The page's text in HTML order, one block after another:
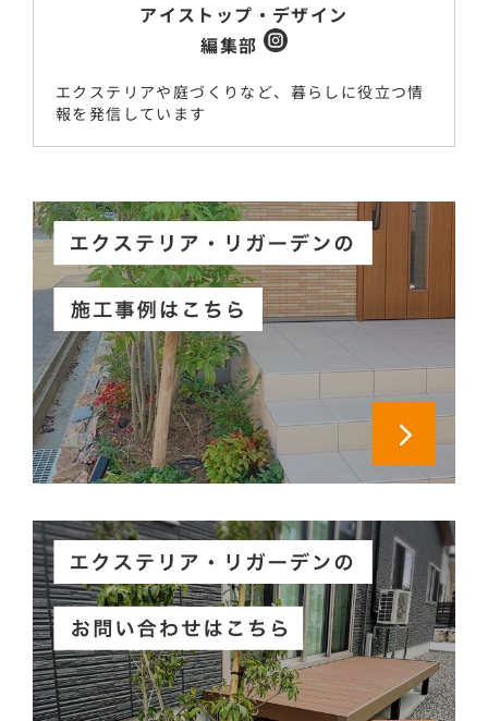
アイストップ・デザイン
編集部
エクステリアや庭づくりなど、暮らしに役立つ情
報を発信しています